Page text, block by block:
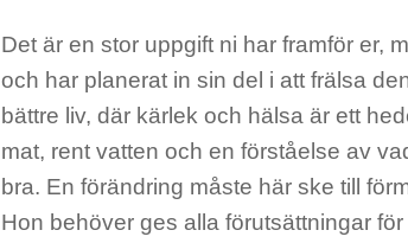
Det är en stor uppgift ni har framför er,
och har planerat in sin del i att frälsa
bättre liv, där kärlek och hälsa är ett
mat, rent vatten och en förståelse av
bra. En förändring måste här ske till
Hon behöver ges alla förutsättningar